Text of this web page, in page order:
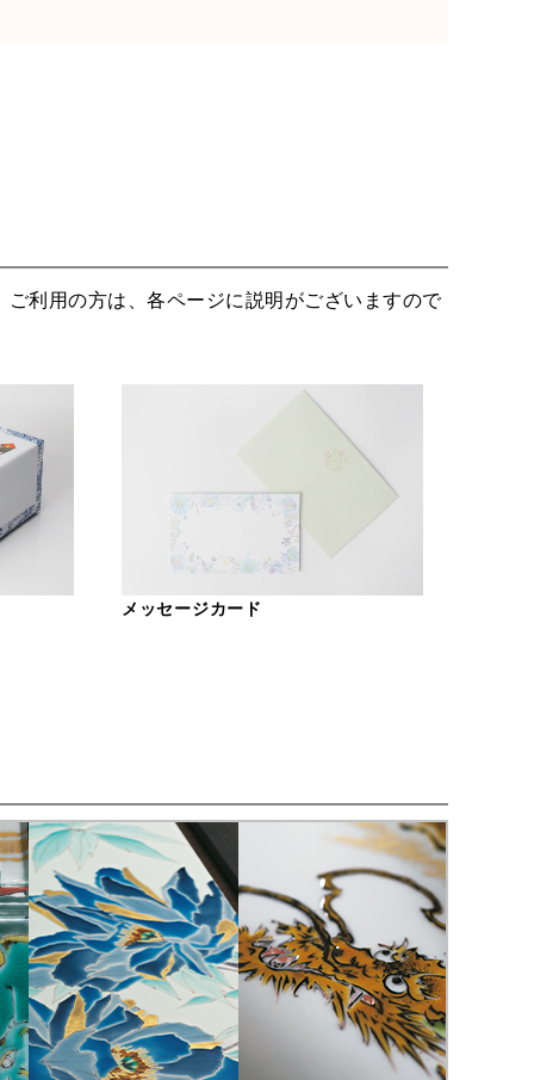
利用の方は、各ページに説明がございますので
メッセージカード